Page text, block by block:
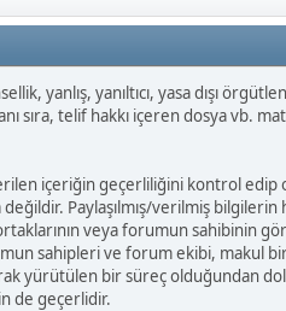
yanlış, yanıltıcı, yasa dışı
sıra, telif hakkı içeren dosya vb.
içeriğin geçerliliğini kontrol edip
Paylaşılmış/verilmiş
veya forumun sahibinin
sahipleri ve forum ekibi, makul bir
yürütülen bir süreç olduğundan
de geçerlidir.